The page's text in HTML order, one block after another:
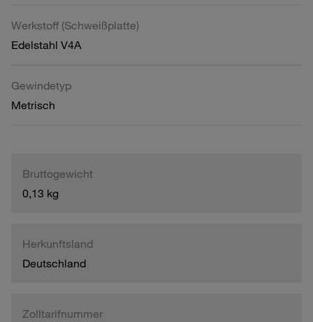
Werkstoff (Schweißplatte)
Edelstahl V4A
Gewindetyp
Metrisch
Bruttogewicht
0,13 kg
Herkunftsland
Deutschland
Zolltarifnummer